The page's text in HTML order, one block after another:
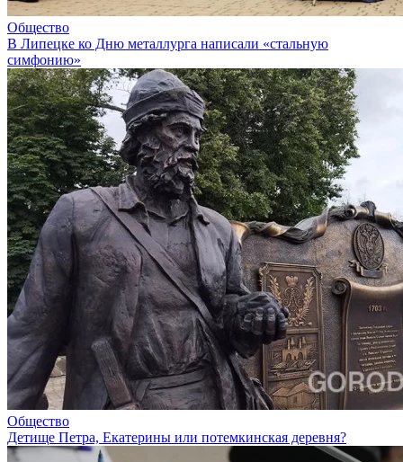
Общество
В Липецке ко Дню металлурга написали «стальную
симфонию»
Общество
Детище Петра, Екатерины или потемкинская деревня?